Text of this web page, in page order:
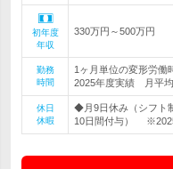
初年度
年収
330万円～500万円
勤務
時間
1ヶ月単位の変形労働
2025年度実績 月平
休日
休暇
◆月9日休み（シフト
10日間付与）